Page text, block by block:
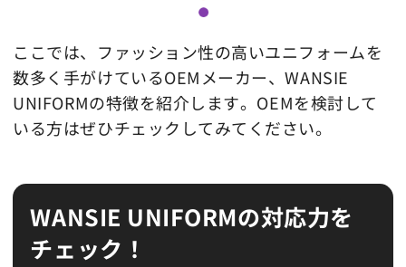
ここでは、ファッション性の高いユニフォームを
数多く手がけているOEMメーカー、WANSIE
UNIFORMの特徴を紹介します。OEMを検討して
いる方はぜひチェックしてみてください。
WANSIE UNIFORMの対応力を
チェック！